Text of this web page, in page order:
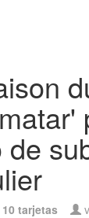
10 tarjetas